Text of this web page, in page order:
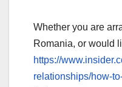
Whether you are
Romania, or would
https://
relationships/how-